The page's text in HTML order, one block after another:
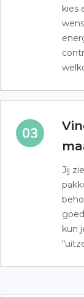
kies
Jij
kun